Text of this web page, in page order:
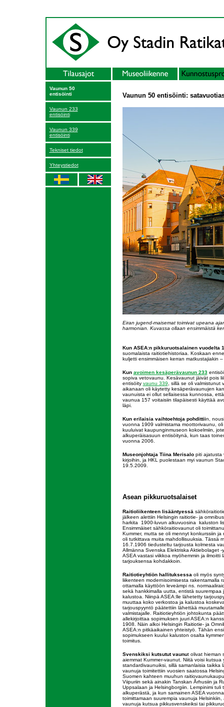
Vaunun 50
entisöinti
Vaunun 233
entisöinti
Vaunun 339
entisöinti
Tekniset tiedot
Yhteystiedot
Vaunun 50 entisöinti:
Eiran jugend-maisemat toimivat upeana
harmonian. Kuvassa ollaan ensimmäistä
Kun ASEA:n pikkuruotsalainen vuodelta
suomalaista raitiotiehistoriaa. Koskaan
kuljetti ensimmäisen kerran matkustajiakin
Kun avoimen kesäperävaunun 233
sopiva vetovaunu. Kesävaunut jäivät pois
entisöity vaunu 339 , sillä se oli
aikanaan oli käytetty kesäperävaunujen
vaunuista ei ollut sellaisessa kunnossa,
vaunua 157 voitaisiin tilapäisesti käyttää
läpi.
Kun erilaisia vaihtoehtoja pohdittiin,
vuonna 1909 valmistama moottorivaunu,
kuuluivat kaupunginmuseon kokoelmiin,
alkuperäisasuun entisöitynä, kun taas
vuonna 2006.
Museonjohtaja Tiina Merisalopiti ajatusta
kirjoihin, ja HKL puolestaan myi vaunun
19.5.2009.
Asean pikkuruotsalaiset
Raitioliikenteen lisääntyessä
jälkeen alettiin Helsingin raitiotie- ja
harkita 1900-luvun alkuvuosina kaluston
Ensimmäiset sähköraitiovaunut oli
Kummer, mutta se oli mennyt konkurssiin ja
oli tutkittava muita mahdollisuuksia. Tässä
16.7.1906 tiedusteltu tarjousta kolmesta
Allmänna Svenska Elektriska Aktiebolaget
ASEA vastasi viikkoa myöhemmin ja ilmoitti
tarjouksensa kohdakkoin.
Raitiotieyhtiön hallituksessa oli myös
liikenteen modernisoimisesta rakentamalla
ottamalla käyttöön leveämpi ns.
sekä hankkimalla uutta, entistä suurempaa
kalustoa. Niinpä ASEA:lle lähetetty
muuttaa koko verkostoa ja kalustoa
tarjouspyyntö päätettiin lähettää
valmistajalle. Raitiotieyhtiön johtokunta
allekirjoittaa sopimuksen juuri ASEA:n
1908. Näin alkoi Helsingin Raitiotie- ja
ASEA:n pitkäaikainen yhteistyö. Tähän
sopimukseen kuului kaluston osalta
toimitus.
Svenskiksi kutsutut vaunut olivat hieman
aiemmat Kummer-vaunut. Niitä voisi kutsua
standardivaunuiksi, sillä samanlaisia taikka
vaunuja toimitettiin vuosien saatossa
Suomen kahteen muuhun
Viipuriin sekä ainakin Tanskan Århusiin ja
Uppsalaan ja Helsingborgiin. Lempinimi tuli
alkuperästä, ja kun samainen ASEA
toimittamaan suurempia vaunuja Helsinkiin,
vaunuja kutsua pikkusvenskeiksi tai